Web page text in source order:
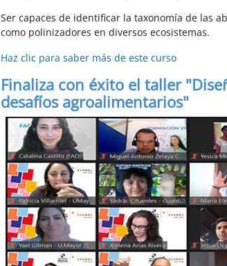
Ser capaces de identificar la taxonomía de las
como polinizadores en diversos ecosistemas.
Haz clic para saber más de este curso
Finaliza con éxito el taller
desafíos agroalimentarios"